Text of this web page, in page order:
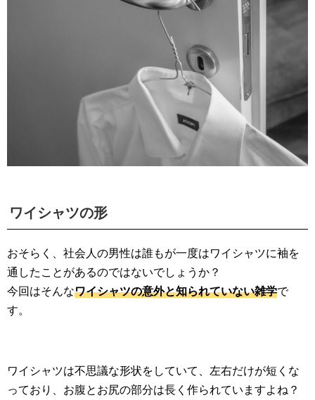
ワイシャツの形
おそらく、社会人の男性は誰もが一度はワイシャツに袖を
通したことがあるのではないでしょうか？
今回はそんなワイシャツの意外と知られていない雑学で
す。
ワイシャツは不思議な形状をしていて、左右だけが短くな
っており、お腹とお尻の部分は長く作られていますよね？